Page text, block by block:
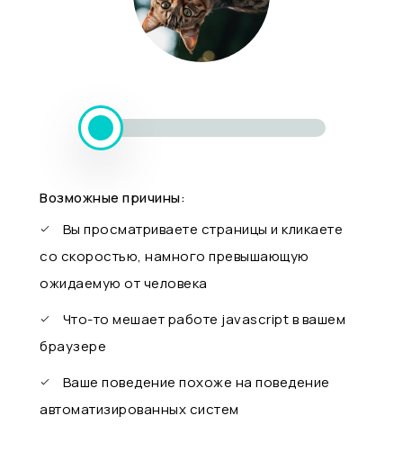
Возможные причины:
Вы просматриваете страницы и кликаете
со скоростью, намного превышающую
ожидаемую от человека
Что-то мешает работе javascript в вашем
браузере
Ваше поведение похоже на поведение
автоматизированных систем